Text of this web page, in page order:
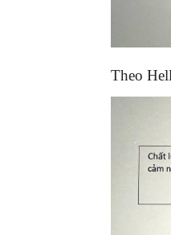
Theo